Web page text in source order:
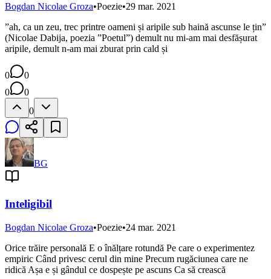
Bogdan Nicolae Groza•Poezie•29 mar. 2021
”ah, ca un zeu, trec printre oameni și aripile sub haină ascunse le țin”
(Nicolae Dabija, poezia ”Poetul”) demult nu mi-am mai desfășurat
aripile, demult n-am mai zburat prin cald și
0
0
0
0
0
BG
Inteligibil
Bogdan Nicolae Groza•Poezie•24 mar. 2021
Orice trăire personală E o înălțare rotundă Pe care o experimentez
empiric Când privesc cerul din mine Precum rugăciunea care ne
ridică Așa e și gândul ce dospește pe ascuns Ca să crească